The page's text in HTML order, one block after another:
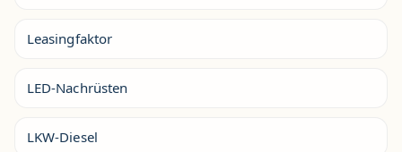
Leasingfaktor
LED-Nachrüsten
LKW-Diesel